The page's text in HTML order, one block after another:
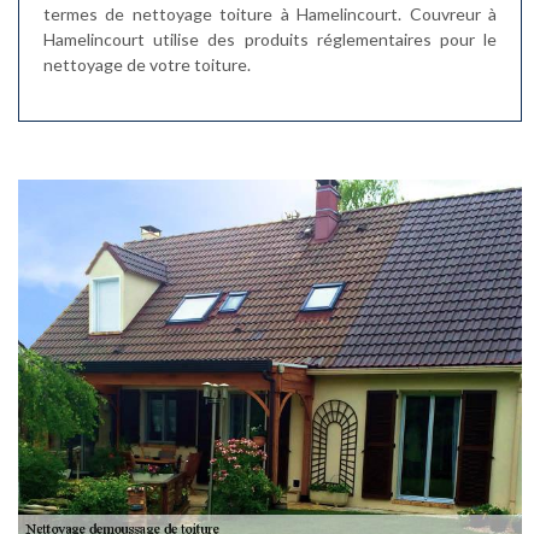
termes de nettoyage toiture à Hamelincourt. Couvreur à
Hamelincourt utilise des produits réglementaires pour le
nettoyage de votre toiture.